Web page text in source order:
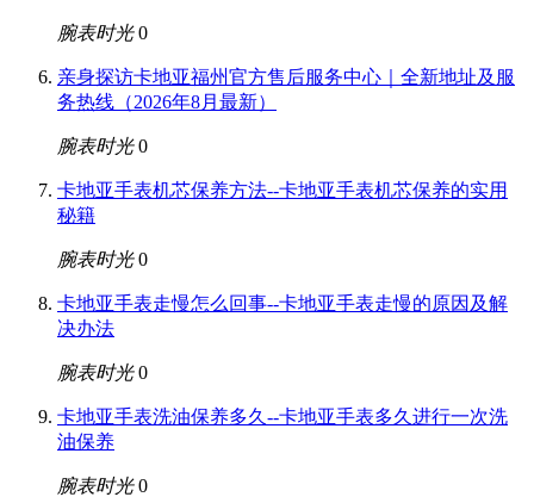
腕表时光 0
亲身探访卡地亚福州官方售后服务中心｜全新地址及服
务热线（2026年8月最新）
腕表时光 0
卡地亚手表机芯保养方法--卡地亚手表机芯保养的实用
秘籍
腕表时光 0
卡地亚手表走慢怎么回事--卡地亚手表走慢的原因及解
决办法
腕表时光 0
卡地亚手表洗油保养多久--卡地亚手表多久进行一次洗
油保养
腕表时光 0